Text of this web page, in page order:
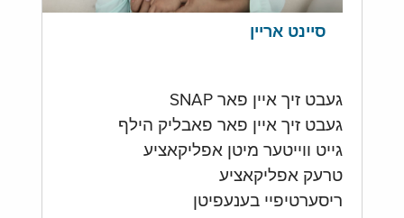
סיינט אריין
געבט זיך איין פאר SNAP
געבט זיך איין פאר פאבליק הילף
גייט ווייטער מיטן אפליקאציע
טרעק אפליקאציע
ריסערטיפיי בענעפיטן